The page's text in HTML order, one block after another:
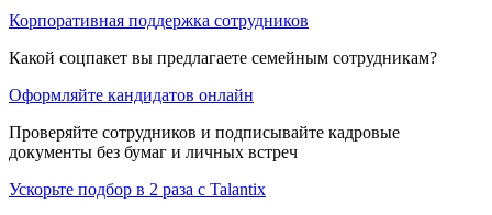
Корпоративная поддержка сотрудников
Какой соцпакет вы предлагаете семейным сотрудникам?
Оформляйте кандидатов онлайн
Проверяйте сотрудников и подписывайте кадровые
документы без бумаг и личных встреч
Ускорьте подбор в 2 раза с Talantix